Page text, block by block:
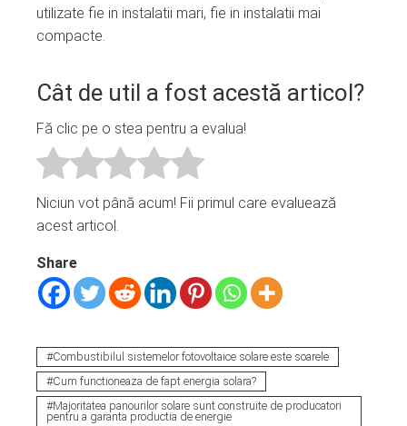
utilizate fie in instalatii mari, fie in instalatii mai
compacte.
Cât de util a fost acestă articol?
Fă clic pe o stea pentru a evalua!
Niciun vot până acum! Fii primul care evaluează
acest articol.
Share
Combustibilul sistemelor fotovoltaice solare este soarele
Cum functioneaza de fapt energia solara?
Majoritatea panourilor solare sunt construite de producatori
pentru a garanta productia de energie